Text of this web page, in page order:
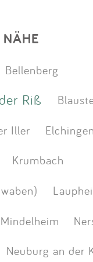
Bellenberg
Riß
Iller
Elchingen
Krumbach
Mindelheim
Neuburg an der